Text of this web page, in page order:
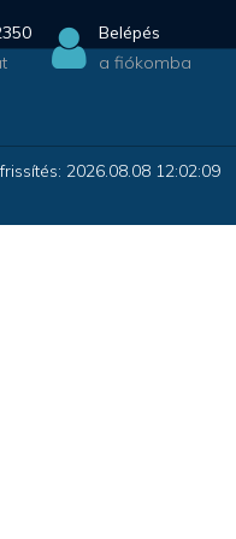
Belépés
a fiókomba
2026.08.08 12:02:09